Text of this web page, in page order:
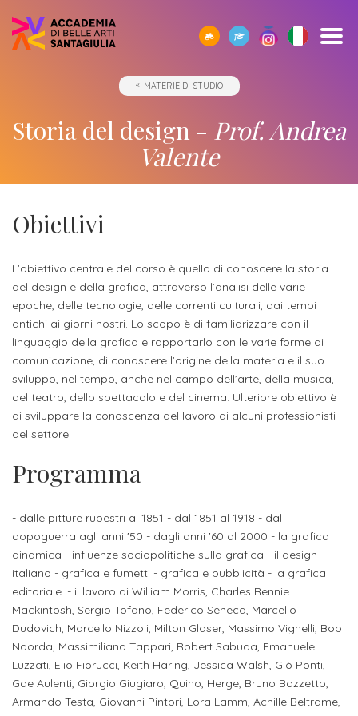
CERCA
Accademia
studio
Docenti
Rivista
IO01
Servizi
allo
studente
e stage
News
Orientamento
Contatti
Messaggio
del
Statuto
Regolamento
Didattico
Autorizzazioni
Ministeriali
Nucleo
Valutazione
ECTS
Manualistica
Organigramma
Laboratori
e
DI
ACCADEMIA
Tutti
trienni,
specialistici
e
Master
di
Accademia
SantaGiulia
DIPARTIMENTI
Dipartimento
Arti
Visive
Dipartimento
di
Comunicazione
e
Didattica
dell'arte
Docenti
Accademia
Progetti
Terza
Missione
ERASMUS+
Reclutamento
TECNOLOGICO
IO01
tecnologico
Borse
di
Collaborazioni
studentesche
Finanziamento
"per
Merito"
Concorsi
Progetti
Terza
ERASMUS+
ALLO
STUDIO
Inclusione
Carriera
ERASMUS+
AZIENDE
professionali
Modulistica
Registra
l'azienda
Invia
proposta
di
Stage
Apprendistato
per
Aziende
Login
aziende
OPPORTUNITÀ
PER
GLI
Stage
EVENTI
ed
in
e
fuori
sede
DIREZIONE
Day
attività
orientamento
Appuntamenti
ONE-
TO-
ONE
Iscrizione
corsi
Gli
step
per
diventare
un
nostro
studente
DISPOSIZIONE
dell'Accademia
Siamo
Richiedi
Informazioni
Iscriviti
alla
Newsletter
IN
Come
Iscriversi
Gli
step
per
diventare
un
possibile
futuro
studente
genitore
di
uno
studente
studente
iscritto
docente
referente
d'azienda
MATERIE DI STUDIO
Storia del design - Prof. Andrea
Valente
Obiettivi
L’obiettivo centrale del corso è quello di conoscere la storia
del design e della grafica, attraverso l’analisi delle varie
epoche, delle tecnologie, delle correnti culturali, dai tempi
antichi ai giorni nostri. Lo scopo è di familiarizzare con il
linguaggio della grafica e rapportarlo con le varie forme di
comunicazione, di conoscere l’origine della materia e il suo
sviluppo, nel tempo, anche nel campo dell’arte, della musica,
del teatro, dello spettacolo e del cinema. Ulteriore obiettivo è
di sviluppare la conoscenza del lavoro di alcuni professionisti
del settore.
Programma
- dalle pitture rupestri al 1851 - dal 1851 al 1918 - dal
dopoguerra agli anni '50 - dagli anni '60 al 2000 - la grafica
dinamica - influenze sociopolitiche sulla grafica - il design
italiano - grafica e fumetti - grafica e pubblicità - la grafica
editoriale. - il lavoro di William Morris, Charles Rennie
Mackintosh, Sergio Tofano, Federico Seneca, Marcello
Dudovich, Marcello Nizzoli, Milton Glaser, Massimo Vignelli, Bob
Noorda, Massimiliano Tappari, Robert Sabuda, Emanuele
Luzzati, Elio Fiorucci, Keith Haring, Jessica Walsh, Giò Ponti,
Gae Aulenti, Giorgio Giugiaro, Quino, Herge, Bruno Bozzetto,
Armando Testa, Giovanni Pintori, Lora Lamm, Achille Beltrame,